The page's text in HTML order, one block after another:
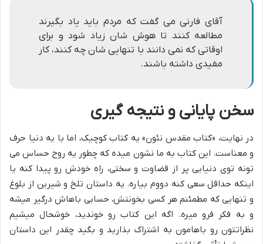
آقاى فارنى مى گفت که مردم باید یاد بگیرند
مطالعه کنند تا هوش شان زیاد شود و براى
اوقاتى که نمى دانند با تنهایى شان چه کنند، کار
مفیدى داشته باشند.
سخن پایانی و نتیجه گیری
در نهایت، «کتاب مقدس نئون» یه کتاب کوچیک، اما با یه دنیا حرف
و معناست. این کتاب به ما نشون میده که چطور یه روح حساس می
تونه توی دنیایی پر از قضاوت و سختی، راه خودش رو پیدا کنه یا
اینکه حداقل سعی کنه دووم بیاره. یه داستان تلخ و شیرین از بلوغ
و تنهایی که مطمئنم هر کسی بخونتش، حسابی باهاش درگیر میشه
و به فکر فرو میره. اگه این کتاب رو خوندید، خوشحال میشیم
نظراتتون رو باهامون به اشتراک بذارید و بگید چقدر این داستان